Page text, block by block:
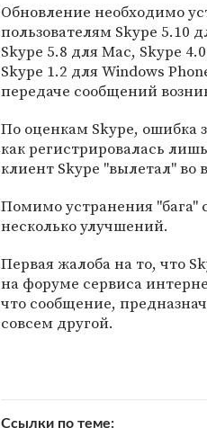
Обновление необходимо
пользователям Skype 5.10
Skype 5.8 для Mac, Skype
Skype 1.2 для Windows
передаче сообщений
По оценкам Skype, ошибка
как регистрировалась
клиент Skype "вылетал" во
Помимо устранения "бага"
несколько улучшений.
Первая жалоба на то, что
на форуме сервиса
что сообщение,
совсем другой.
Ссылки по теме